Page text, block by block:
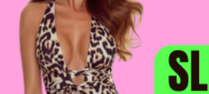
POMŮŽEME VÁM